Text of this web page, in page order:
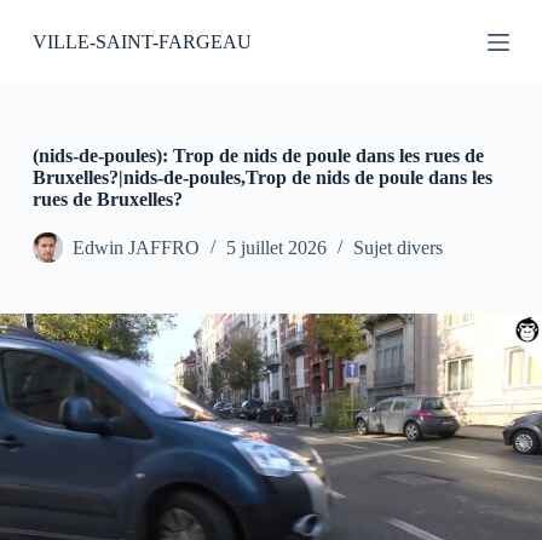
u
n
u
VILLE-SAINT-FARGEAU
(nids-de-poules): Trop de nids de poule dans les rues de
Bruxelles?|nids-de-poules,Trop de nids de poule dans les
rues de Bruxelles?
Edwin JAFFRO 5 juillet 2026 Sujet divers